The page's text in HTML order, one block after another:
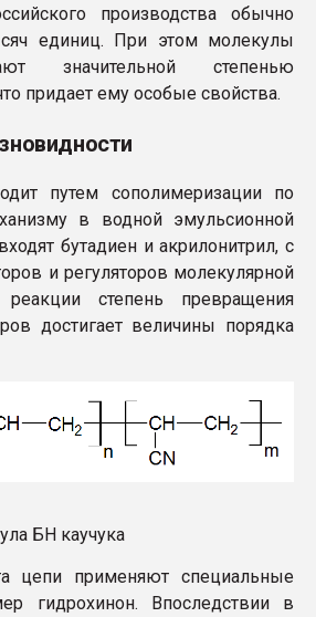
производства обычно
единиц. При этом молекулы
значительной степенью
придает ему особые свойства.
путем сополимеризации по
в водной эмульсионной
бутадиен и акрилонитрил, с
и регуляторов молекулярной
степень превращения
достигает величины порядка
БН каучука
цепи применяют специальные
гидрохинон. Впоследствии в